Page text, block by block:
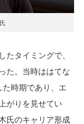
タイミングで、
た。当時ははてな
時期であり、エ
がりを見せてい
氏のキャリア形成